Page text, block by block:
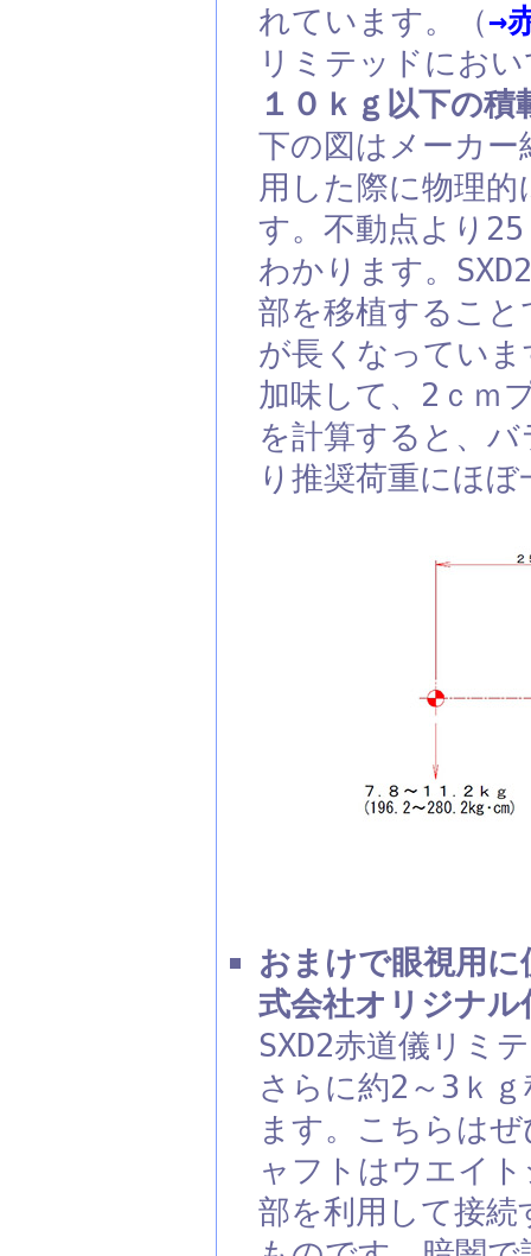
れています。（→
リミテッドにお
１０ｋｇ以下の積
下の図はメーカー
用した際に物理
す。不動点より
わかります。
部を移植するこ
が長くなってい
加味して、2ｃｍ
を計算すると、
り推奨荷重にほ
おまけで眼視用
式会社オリジナル
SXD2赤道儀リミ
さらに約2～3ｋ
ます。こちらは
ャフトはウエイ
部を利用して接続